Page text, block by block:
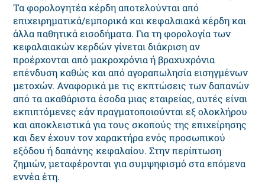
Τα φορολογητέα κέρδη αποτελούνται από
επιχειρηματικά/εμπορικά και κεφαλαιακά κέρδη και
άλλα παθητικά εισοδήματα. Για τη φορολογία των
κεφαλαιακών κερδών γίνεται διάκριση αν
προέρχονται από μακροχρόνια ή βραχυχρόνια
επένδυση καθώς και από αγοραπωλησία εισηγμένων
μετοχών. ​Αναφορικά με τις εκπτώσεις των δαπανών
από τα ακαθάριστα έσοδα μιας εταιρείας, αυτές είναι
εκπιπτόμενες εάν πραγματοποιούνται εξ ολοκλήρου
και αποκλειστικά για τους σκοπούς της επιχείρησης
και δεν έχουν τον χαρακτήρα ενός προσωπικού
εξόδου ή δαπάνης κεφαλαίου. Στην περίπτωση
ζημιών, μεταφέρονται για συμψηφισμό στα επόμενα
εννέα έτη.